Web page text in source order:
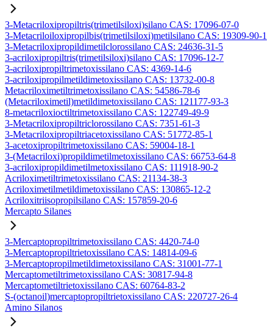
3-Metacriloxipropiltris(trimetilsiloxi)silano CAS: 17096-07-0
3-Metacriloiloxipropilbis(trimetilsiloxi)metilsilano CAS: 19309-90-1
3-Metacriloxipropildimetilclorossilano CAS: 24636-31-5
3-acriloxipropiltris(trimetilsiloxi)silano CAS: 17096-12-7
3-acriloxipropiltrimetoxissilano CAS: 4369-14-6
3-acriloxipropilmetildimetoxissilano CAS: 13732-00-8
Metacriloximetiltrimetoxissilano CAS: 54586-78-6
(Metacriloximetil)metildimetoxissilano CAS: 121177-93-3
8-metacriloxioctiltrimetoxissilano CAS: 122749-49-9
3-Metacriloxipropiltriclorossilano CAS: 7351-61-3
3-Metacriloxipropiltriacetoxissilano CAS: 51772-85-1
3-acetoxipropiltrimetoxissilano CAS: 59004-18-1
3-(Metacriloxi)propildimetilmetoxissilano CAS: 66753-64-8
3-acriloxipropildimetilmetoxissilano CAS: 111918-90-2
Acriloximetiltrimetoxissilano CAS: 21134-38-3
Acriloximetilmetildimetoxissilano CAS: 130865-12-2
Acriloxitriisopropilsilano CAS: 157859-20-6
Mercapto Silanes
3-Mercaptopropiltrimetoxissilano CAS: 4420-74-0
3-Mercaptopropiltrietoxissilano CAS: 14814-09-6
3-Mercaptopropilmetildimetoxissilano CAS: 31001-77-1
Mercaptometiltrimetoxissilano CAS: 30817-94-8
Mercaptometiltrietoxissilano CAS: 60764-83-2
S-(octanoil)mercaptopropiltrietoxissilano CAS: 220727-26-4
Amino Silanos